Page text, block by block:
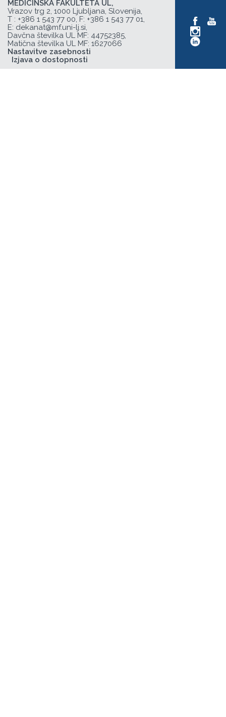
MEDICINSKA FAKULTETA UL,
Vrazov trg 2, 1000 Ljubljana, Slovenija,
T : +386 1 543 77 00, F: +386 1 543 77 01,
E: dekanat@mf.uni-lj.si,
Davčna številka UL MF: 44752385,
Matična številka UL MF: 1627066
Nastavitve zasebnosti
Izjava o dostopnosti